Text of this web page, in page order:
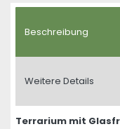
Beschreibung
Weitere Details
Terrarium mit